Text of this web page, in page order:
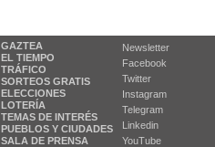
GAZTEA
EL TIEMPO
TRÁFICO
SORTEOS GRATIS
ELECCIONES
LOTERÍA
TEMAS DE INTERÉS
PUEBLOS Y CIUDADES
SALA DE PRENSA
Newsletter
Facebook
Twitter
Instagram
Telegram
Linkedin
YouTube